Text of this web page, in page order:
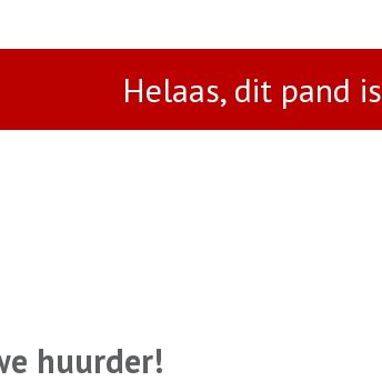
Helaas, dit pand
huurder!